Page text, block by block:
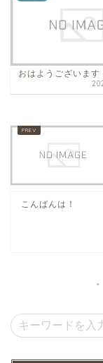
おはようございます
こんばんは！